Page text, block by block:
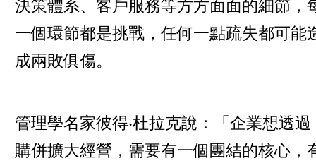
決策體系、客戶服務等方方面面的細節，
一個環節都是挑戰，任何一點疏失都可能
成兩敗俱傷。
管理學名家彼得‧杜拉克說：「企業想透過
購併擴大經營，需要有一個團結的核心，